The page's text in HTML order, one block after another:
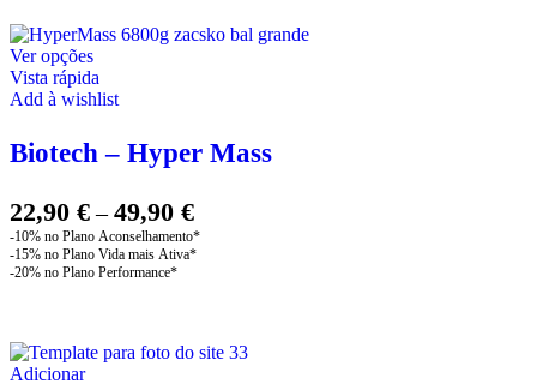
the
product
page
Ver opçõesThis
product
has
variants.
The
may
be
chosen
on
Vista rápida
Add à wishlist
Biotech – Hyper Mass
22,90 € – 49,90 €Price
range:
Adicionar